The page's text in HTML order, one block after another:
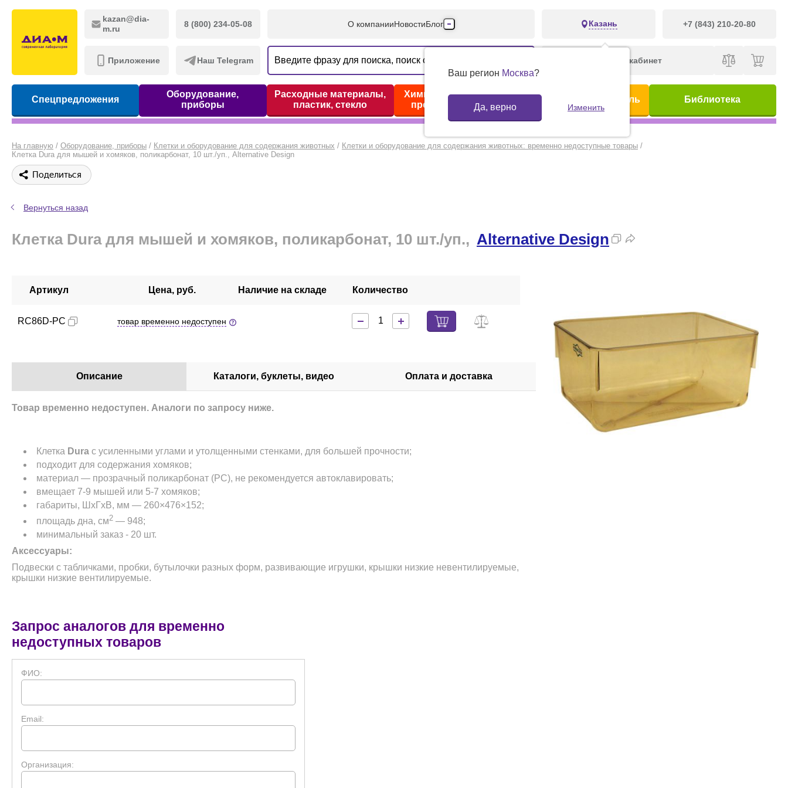
kazan@dia-
m.ru
8 (800) 234-05-08
Приложение Наш Telegram
О компанииНовостиБлог
Производители
Партнеры
Контакты
Казань +7 (843) 210-20-80
Ваш регион Москва?
Да, верно Изменить
Личный кабинет
Спецпредложения
Оборудование,
приборы
Расходные материалы,
пластик, стекло
Химические реактивы,
препараты, наборы
Предметный указатель Библиотека
На главную / Оборудование, приборы / Клетки и оборудование для содержания животных / Клетки и оборудование для содержания животных: временно недоступные товары /
Клетка Dura для мышей и хомяков, поликарбонат, 10 шт./уп., Alternative Design
Поделиться
Вернуться назад
Клетка Dura для мышей и хомяков, поликарбонат, 10 шт./уп., Alternative Design
Артикул Цена, руб. Наличие на складе Количество
RC86D-PC товар временно недоступен
Описание Каталоги, буклеты, видео Оплата и доставка
Товар временно недоступен. Аналоги по запросу ниже.
Клетка Dura с усиленными углами и утолщенными стенками, для большей прочности;
подходит для содержания хомяков;
материал — прозрачный поликарбонат (РС), не рекомендуется автоклавировать;
вмещает 7-9 мышей или 5-7 хомяков;
габариты, ШхГхВ, мм — 260×476×152;
площадь дна, см2 — 948;
минимальный заказ - 20 шт.
Аксессуары:
Подвески с табличками, пробки, бутылочки разных форм, развивающие игрушки, крышки низкие невентилируемые,
крышки низкие вентилируемые.
Запрос аналогов для временно
недоступных товаров
ФИО:
Email:
Организация: